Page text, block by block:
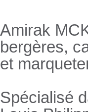
Amirak
bergères,
et
Spécialisé